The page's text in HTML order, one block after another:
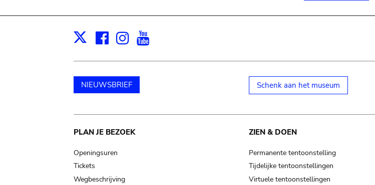
X Facebook
Instagram
NIEUWSBRIEF Schenk aan het museum
Main
navigation
PLAN JE BEZOEK
Openingsuren
Tickets
Wegbeschrijving
ZIEN & DOEN
Permanente tentoonstelling
Tijdelijke tentoonstellingen
Virtuele tentoonstellingen